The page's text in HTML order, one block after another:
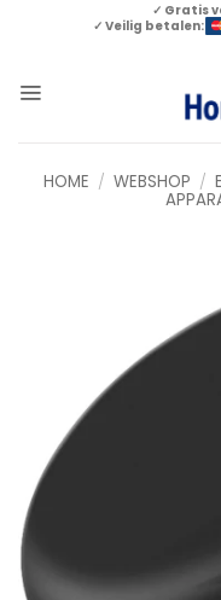
✓ Gratis
✓ Veilig betalen:
HOME / WEBSHOP /